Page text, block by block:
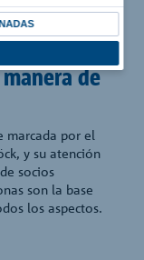
son el
de
marcada por el
y su atención
socios
son la base
los aspectos.